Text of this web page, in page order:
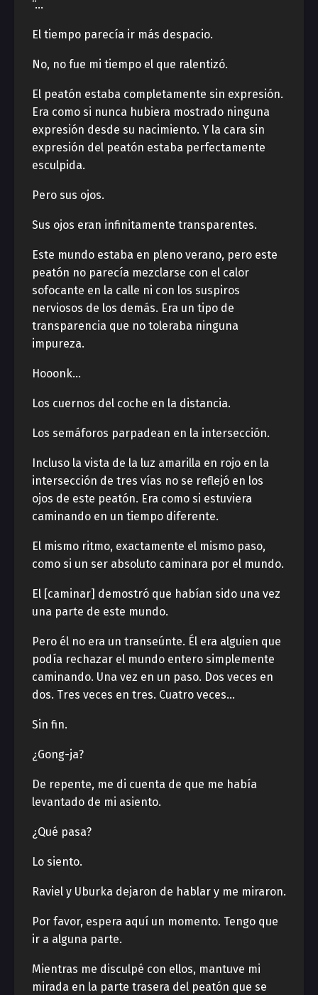
“…
El tiempo parecía ir más despacio.
No, no fue mi tiempo el que ralentizó.
El peatón estaba completamente sin expresión.
Era como si nunca hubiera mostrado ninguna
expresión desde su nacimiento. Y la cara sin
expresión del peatón estaba perfectamente
esculpida.
Pero sus ojos.
Sus ojos eran infinitamente transparentes.
Este mundo estaba en pleno verano, pero este
peatón no parecía mezclarse con el calor
sofocante en la calle ni con los suspiros
nerviosos de los demás. Era un tipo de
transparencia que no toleraba ninguna
impureza.
Hooonk…
Los cuernos del coche en la distancia.
Los semáforos parpadean en la intersección.
Incluso la vista de la luz amarilla en rojo en la
intersección de tres vías no se reflejó en los
ojos de este peatón. Era como si estuviera
caminando en un tiempo diferente.
El mismo ritmo, exactamente el mismo paso,
como si un ser absoluto caminara por el mundo.
El [caminar] demostró que habían sido una vez
una parte de este mundo.
Pero él no era un transeúnte. Él era alguien que
podía rechazar el mundo entero simplemente
caminando. Una vez en un paso. Dos veces en
dos. Tres veces en tres. Cuatro veces…
Sin fin.
¿Gong-ja?
De repente, me di cuenta de que me había
levantado de mi asiento.
¿Qué pasa?
Lo siento.
Raviel y Uburka dejaron de hablar y me miraron.
Por favor, espera aquí un momento. Tengo que
ir a alguna parte.
Mientras me disculpé con ellos, mantuve mi
mirada en la parte trasera del peatón que se